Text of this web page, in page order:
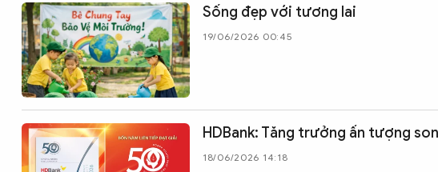
Sống đẹp với tương lai
19/06/2026 00:45
HDBank: Tăng trưởng ấn tượng
18/06/2026 14:18